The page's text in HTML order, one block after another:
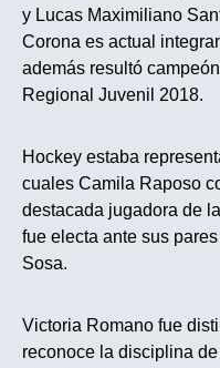
y Lucas Maximiliano
Corona es actual
además resultó
Regional Juvenil 2018.
Hockey estaba
cuales Camila Raposo
destacada jugadora de
fue electa ante sus
Sosa.
Victoria Romano fue
reconoce la disciplina